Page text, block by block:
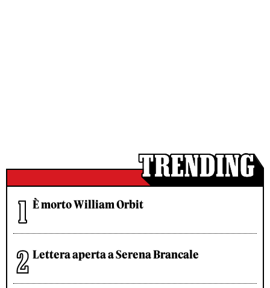
È morto William Orbit
Lettera aperta a Serena Brancale